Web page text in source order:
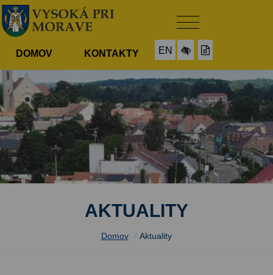
DOMOV KONTAKTY EN
AKTUALITY
Domov / Aktuality